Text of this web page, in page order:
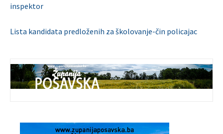
inspektor
Lista kandidata predloženih za školovanje-čin policajac